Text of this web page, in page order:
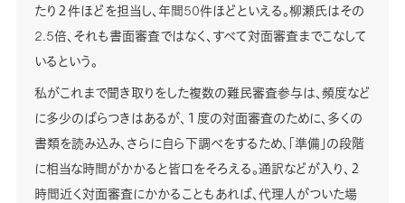
たり２件ほどを担当し、年間50件ほどといえる。柳瀬氏はその
2.5倍、それも書面審査ではなく、すべて対面審査までこなして
いるという。
私がこれまで聞き取りをした複数の難民審査参与は、頻度など
に多少のばらつきはあるが、１度の対面審査のために、多くの
書類を読み込み、さらに自ら下調べをするため、「準備」の段階
に相当な時間がかかると皆口をそろえる。通訳などが入り、２
時間近く対面審査にかかることもあれば、代理人がついた場